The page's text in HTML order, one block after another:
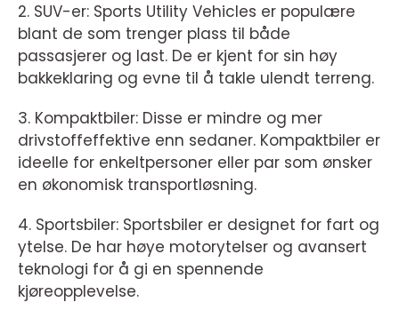
2. SUV-er: Sports Utility Vehicles er populære
blant de som trenger plass til både
passasjerer og last. De er kjent for sin høy
bakkeklaring og evne til å takle ulendt terreng.
3. Kompaktbiler: Disse er mindre og mer
drivstoffeffektive enn sedaner. Kompaktbiler er
ideelle for enkeltpersoner eller par som ønsker
en økonomisk transportløsning.
4. Sportsbiler: Sportsbiler er designet for fart og
ytelse. De har høye motorytelser og avansert
teknologi for å gi en spennende
kjøreopplevelse.